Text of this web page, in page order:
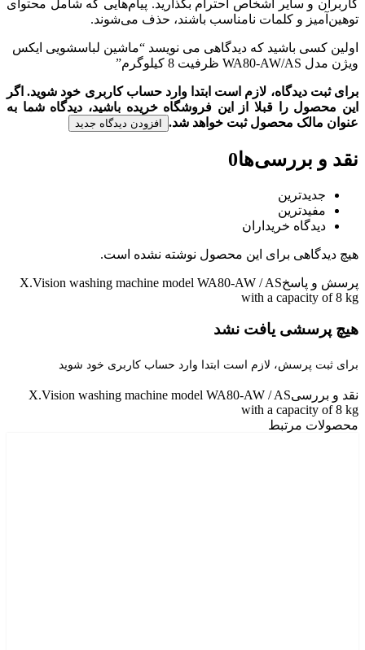
کاربران و سایر اشخاص احترام بگذارید. پیام‌هایی که شامل محتوای
توهین‌آمیز و کلمات نامناسب باشند، حذف می‌شوند.
اولین کسی باشید که دیدگاهی می نویسد “ماشین لباسشویی ایکس
ویژن مدل WA80-AW/AS ظرفیت 8 کیلوگرم”
برای ثبت دیدگاه، لازم است ابتدا وارد حساب کاربری خود شوید. اگر
این محصول را قبلا از این فروشگاه خریده باشید، دیدگاه شما به
عنوان مالک محصول ثبت خواهد شد.
افزودن دیدگاه جدید
نقد و بررسی‌ها0
جدیدترین
مفیدترین
دیدگاه خریداران
هیچ دیدگاهی برای این محصول نوشته نشده است.
پرسش و پاسخX.Vision washing machine model WA80-AW / AS
with a capacity of 8 kg
هیچ پرسشی یافت نشد
برای ثبت پرسش، لازم است ابتدا وارد حساب کاربری خود شوید
نقد و بررسیX.Vision washing machine model WA80-AW / AS
with a capacity of 8 kg
محصولات مرتبط